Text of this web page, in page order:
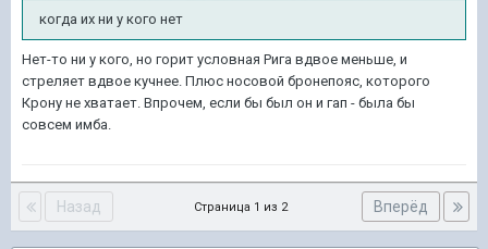
когда их ни у кого нет
Нет-то ни у кого, но горит условная Рига вдвое меньше, и
стреляет вдвое кучнее. Плюс носовой бронепояс, которого
Крону не хватает. Впрочем, если бы был он и гап - была бы
совсем имба.
Назад Вперёд
Страница 1 из 2